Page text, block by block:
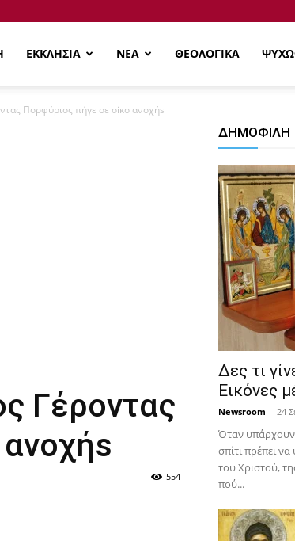
ΕΚΚΛΗΣΙΑ ΝΕΑ ΘΕΟΛΟΓΙΚΑ
Πορφύριος πήγε σε oiκo ανoχήs
Γέροντας
554
ΔΗΜΟΦΙΛΗ
Δες τι
Εικόνες
Newsroom - 24
Όταν υπάρχουν
σπίτι πρέπει
του Χριστού,
πού...